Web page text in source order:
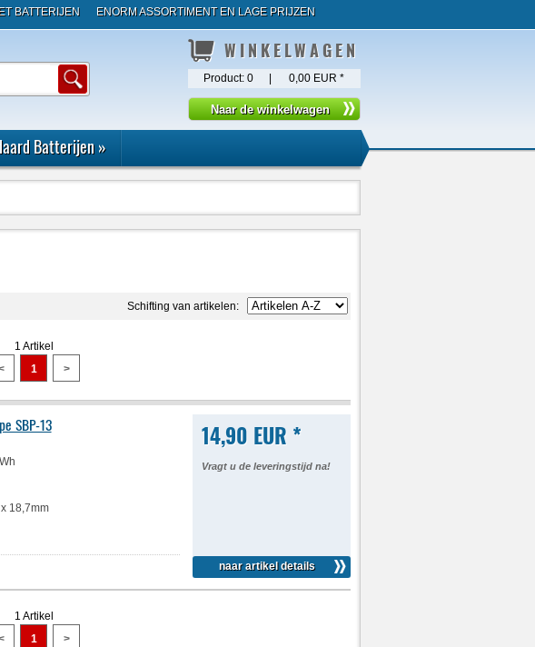
BATTERIJEN ENORM ASSORTIMENT EN LAGE PRIJZEN
WINKELWAGEN
Product: 0 0,00 EUR *
Batterijen»
Schifting van artikelen:
1 Artikel
1 >
14,90 EUR *
Vragt u de leveringstijd na!
naar artikel details
SBP-13
18,7mm
1 Artikel
1 >